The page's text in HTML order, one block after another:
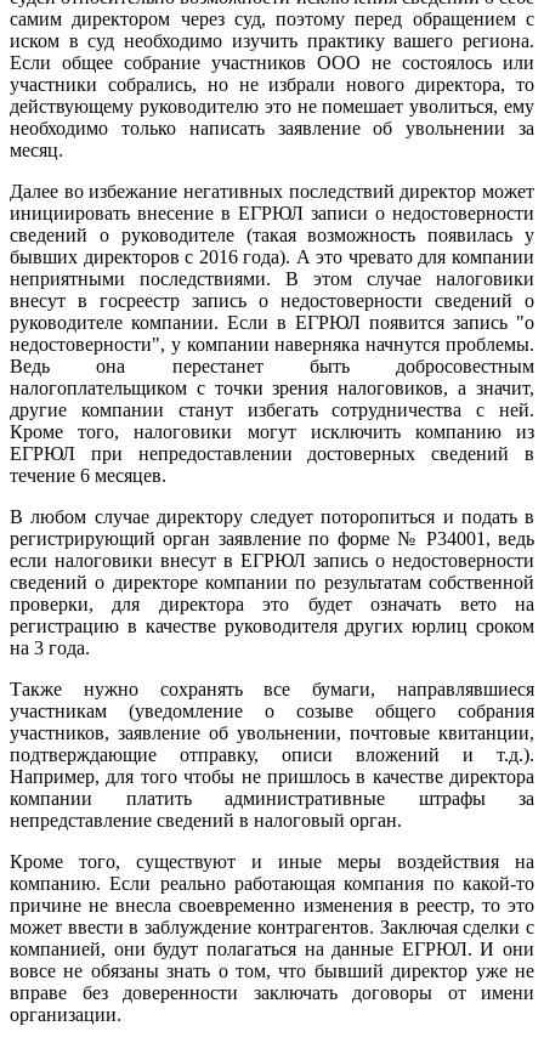
самим директором через суд, поэтому перед обращением с
иском в суд необходимо изучить практику вашего региона.
Если общее собрание участников ООО не состоялось или
участники собрались, но не избрали нового директора, то
действующему руководителю это не помешает уволиться, ему
необходимо только написать заявление об увольнении за
месяц.
Далее во избежание негативных последствий директор может
инициировать внесение в ЕГРЮЛ записи о недостоверности
сведений о руководителе (такая возможность появилась у
бывших директоров с 2016 года). А это чревато для компании
неприятными последствиями. В этом случае налоговики
внесут в госреестр запись о недостоверности сведений о
руководителе компании. Если в ЕГРЮЛ появится запись "о
недостоверности", у компании наверняка начнутся проблемы.
Ведь она перестанет быть добросовестным
налогоплательщиком с точки зрения налоговиков, а значит,
другие компании станут избегать сотрудничества с ней.
Кроме того, налоговики могут исключить компанию из
ЕГРЮЛ при непредоставлении достоверных сведений в
течение 6 месяцев.
В любом случае директору следует поторопиться и подать в
регистрирующий орган заявление по форме № Р34001, ведь
если налоговики внесут в ЕГРЮЛ запись о недостоверности
сведений о директоре компании по результатам собственной
проверки, для директора это будет означать вето на
регистрацию в качестве руководителя других юрлиц сроком
на 3 года.
Также нужно сохранять все бумаги, направлявшиеся
участникам (уведомление о созыве общего собрания
участников, заявление об увольнении, почтовые квитанции,
подтверждающие отправку, описи вложений и т.д.).
Например, для того чтобы не пришлось в качестве директора
компании платить административные штрафы за
непредставление сведений в налоговый орган.
Кроме того, существуют и иные меры воздействия на
компанию. Если реально работающая компания по какой-то
причине не внесла своевременно изменения в реестр, то это
может ввести в заблуждение контрагентов. Заключая сделки с
компанией, они будут полагаться на данные ЕГРЮЛ. И они
вовсе не обязаны знать о том, что бывший директор уже не
вправе без доверенности заключать договоры от имени
организации.